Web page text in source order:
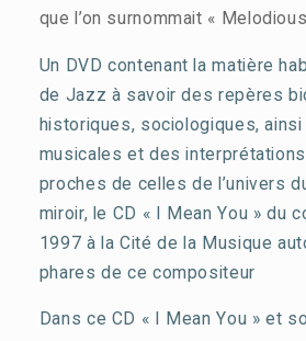
que l’on surnommait «
Un DVD contenant la matière
de Jazz à savoir des repères
historiques, sociologiques,
musicales et des
proches de celles de l’univers
miroir, le CD « I Mean You » du
1997 à la Cité de la Musique
phares de ce compositeur
Dans ce CD « I Mean You » et